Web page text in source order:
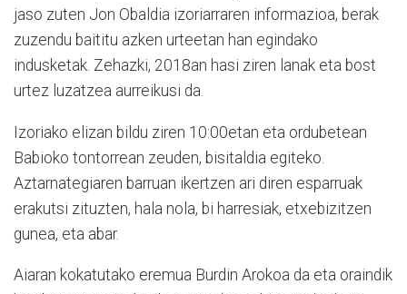
jaso zuten Jon Obaldia izoriarraren informazioa, berak
zuzendu baititu azken urteetan han egindako
indusketak. Zehazki, 2018an hasi ziren lanak eta bost
urtez luzatzea aurreikusi da.
Izoriako elizan bildu ziren 10:00etan eta ordubetean
Babioko tontorrean zeuden, bisitaldia egiteko.
Aztarnategiaren barruan ikertzen ari diren esparruak
erakutsi zituzten, hala nola, bi harresiak, etxebizitzen
gunea, eta abar.
Aiaran kokatutako eremua Burdin Arokoa da eta oraindik